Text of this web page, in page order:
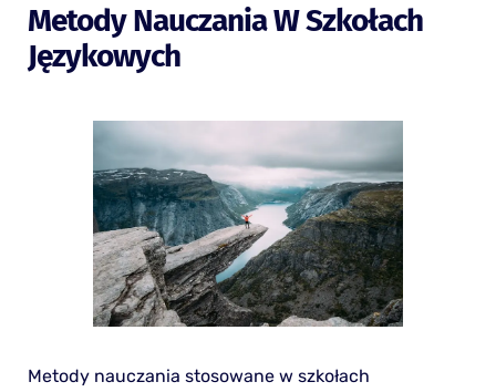
Metody Nauczania W Szkołach
Językowych
Metody nauczania stosowane w szkołach